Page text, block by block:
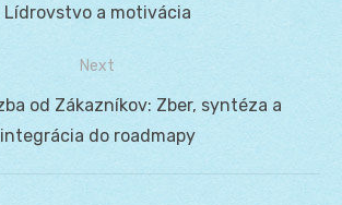
Lídrovstvo a motivácia
Next
od Zákazníkov: Zber, syntéza a
integrácia do roadmapy